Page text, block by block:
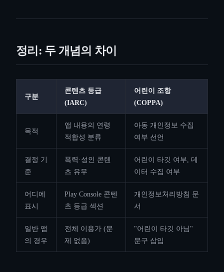
정리: 두 개념의 차이
구분
콘텐츠 등급
(IARC)
어린이 조항
(COPPA)
목적
앱 내용의 연령
적합성 분류
아동 개인정보 수집
여부 선언
결정 기
준
폭력·성인 콘텐
츠 유무
어린이 타깃 여부, 데
이터 수집 여부
어디에
표시
Play Console 콘텐
츠 등급 섹션
개인정보처리방침 문
서
일반 앱
의 경우
전체 이용가 (문
제 없음)
"어린이 타깃 아님"
문구 삽입